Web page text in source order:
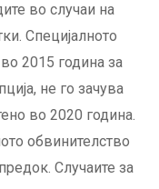
во случаи на
Специјалното
2015 година за
не го зачува
во 2020 година.
обвинителство
Случаите за